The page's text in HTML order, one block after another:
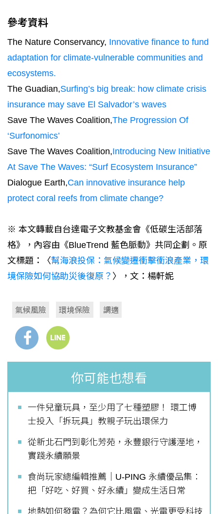
參考資料
The Nature Conservancy, Innovative finance to fund
adaptation for climate-vulnerable communities and
ecosystems.
The Guadian,Surfing’s big break: how climate crisis
insurance may save El Salvador’s waves
Save The Waves Coalition,The Progression Of
‘Surfonomics’
Save The Waves Coalition,Introducing New Initiative
At Save The Waves: “Surf Ecosystem Insurance”
Dialogue Earth,Can innovative insurance help
protect coral reefs from climate change?
※ 本文轉載自台達電子文教基金會《低碳生活部落
格》，內容由《BlueTrend 藍色脈動》共同企劃。原
文標題：〈幫海浪投保：氣候變遷衝擊衝浪產業，環
境保險如何協助災後復原？ 〉，文：楊軒妮
氣候風險 環境保險 調適
你可能也想看
一件兒童玩具，至少用了七種塑膠！ 環工博
士投入「拆玩具」教親子玩出環保力
從新北石門到彰化芳苑，永豐銀行守護溼地，
實踐永續願景
食尚玩家總編輯推薦｜U-PING 永續優品集：
把「好吃、好買、好永續」變成生活日常
地熱如何發電？為何它比風電、光電更受科技